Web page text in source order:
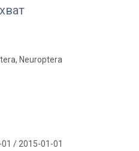
Neuroptera
/ 2015-01-01